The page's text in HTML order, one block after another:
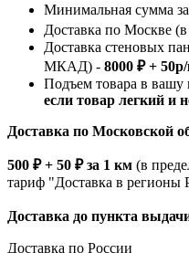
Минимальная сумма
Доставка по Москве
Доставка стеновых
МКАД) - 8000 ₽ +
Подъем товара в
если товар легкий и
Доставка по Московской
500 ₽ + 50 ₽ за 1 км (в
тариф "Доставка в регионы
Доставка до пункта
Доставка по России